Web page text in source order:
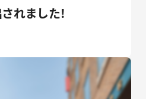
れました！